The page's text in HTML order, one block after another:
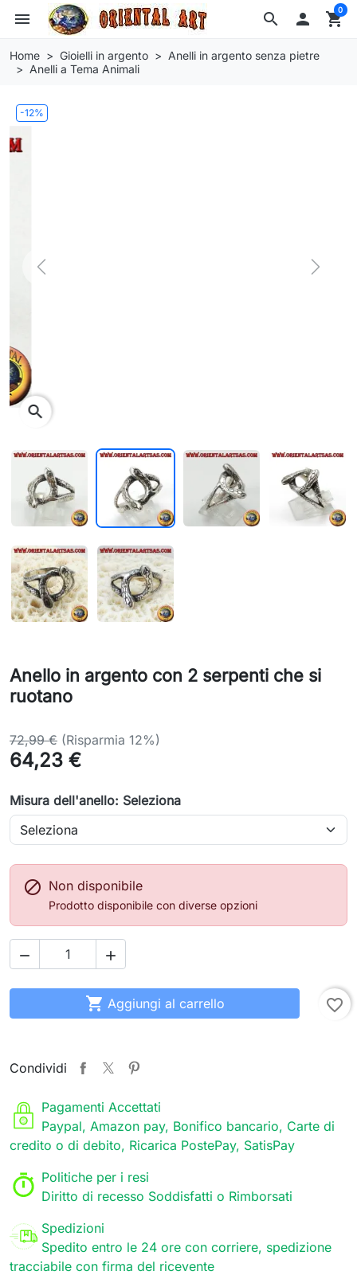
search
menu  shopping_cart
0
Home Gioielli in argento
Anelli in argento senza pietre
Anelli a Tema Animali
-12%
Previous Next
Anello in argento con 2 serpenti che si
ruotano
72,99 € (Risparmia 12%)
64,23 €
Misura dell'anello: Seleziona
 Non disponibile
Prodotto disponibile con diverse opzioni
 
 Aggiungi al carrello favorite_border
Condividi
Pagamenti Accettati
Paypal, Amazon pay, Bonifico bancario, Carte di
credito o di debito, Ricarica PostePay, SatisPay
Politiche per i resi
Diritto di recesso Soddisfatti o Rimborsati
Spedizioni
Spedito entro le 24 ore con corriere, spedizione
tracciabile con firma del ricevente